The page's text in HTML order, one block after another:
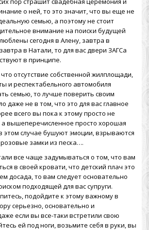
о ней, то это значит, что вы еще не
семью, а поэтому не стоит
внимание на поиски будущей
сегодня в Алену, завтра в
в Натали, то для вас двери ЗАГСа
в принципе.
отсутствие собственной жилплощади,
и респектабельного автомобиля
семью, то лучше поверить своим
даже не в том, что это для вас главное
всего вы пока к этому просто не
вышеперечисленное просто хорошая
этом случае бушуют эмоции, взрываются
розовые замки из песка….
все чаще задумываться о том, что вам
в своей кровати, что детский плач это
досада, то вам следует основательно
подходящей для вас супруги.
подойдите к этому важному в
серьезно, основательно и
если вы все-таки встретили свою
ей под ноги, возьмите себя в руки, вы